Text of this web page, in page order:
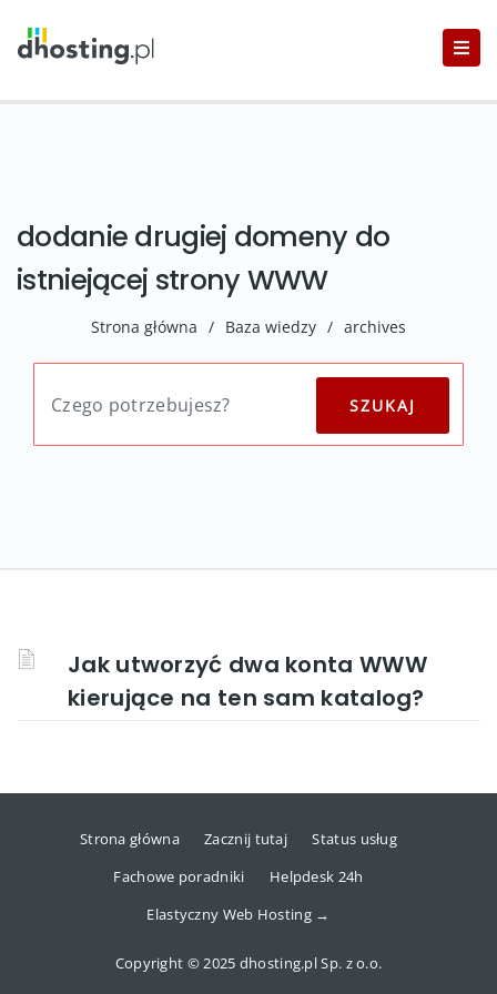
dodanie drugiej domeny do
istniejącej strony WWW
Strona główna / Baza wiedzy / archives
Jak utworzyć dwa konta WWW
kierujące na ten sam katalog?
Strona główna Zacznij tutaj
Status usług
Fachowe poradniki
Helpdesk 24h
Elastyczny Web Hosting →
Copyright © 2025 dhosting.pl Sp. z o.o.